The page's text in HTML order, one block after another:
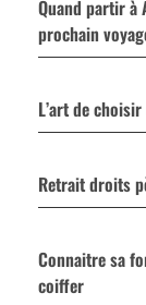
Quand partir à
prochain
L’art de
Retrait droits
Connaitre sa
coiffer